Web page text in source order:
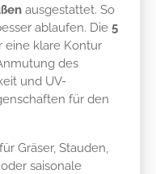
ausgestattet. So
ablaufen. Die 5
eine klare Kontur
des
und UV-
für den
Gräser, Stauden,
saisonale